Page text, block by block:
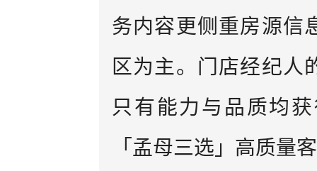
务内容更侧重房源信
区为主。门店经纪人
只有能力与品质均
「孟母三选」高质量